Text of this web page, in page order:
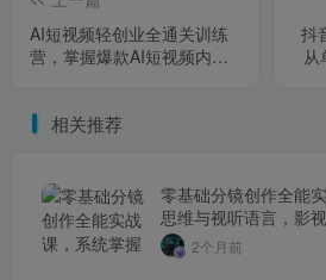
AI短视频轻创业全通关训练
营，掌握爆款AI短视频内容
抖
相关推荐
零基础分镜创作全能
思维与视听语言，影
技能2个月前